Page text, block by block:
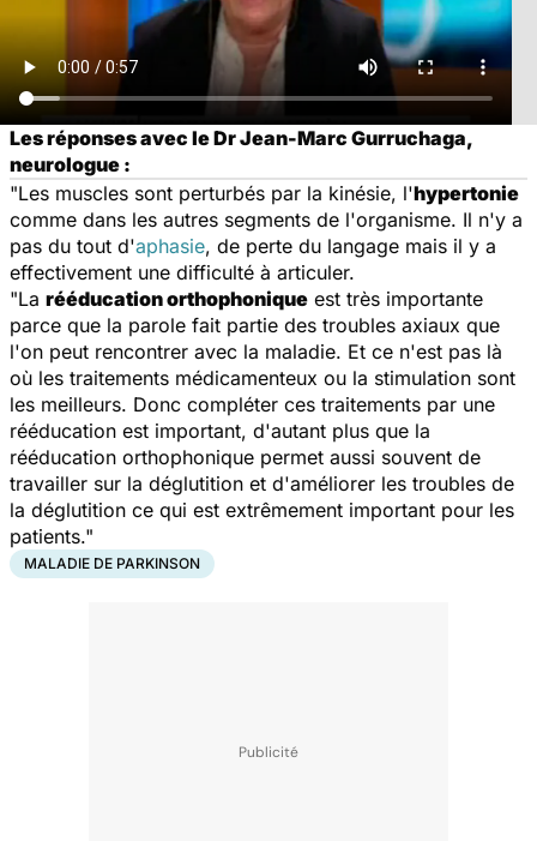
Les réponses avec le Dr Jean-Marc Gurruchaga,
neurologue :
"Les muscles sont perturbés par la kinésie, l'hypertonie
comme dans les autres segments de l'organisme. Il n'y a
pas du tout d'aphasie, de perte du langage mais il y a
effectivement une difficulté à articuler.
"La rééducation orthophonique est très importante
parce que la parole fait partie des troubles axiaux que
l'on peut rencontrer avec la maladie. Et ce n'est pas là
où les traitements médicamenteux ou la stimulation sont
les meilleurs. Donc compléter ces traitements par une
rééducation est important, d'autant plus que la
rééducation orthophonique permet aussi souvent de
travailler sur la déglutition et d'améliorer les troubles de
la déglutition ce qui est extrêmement important pour les
patients."
MALADIE DE PARKINSON